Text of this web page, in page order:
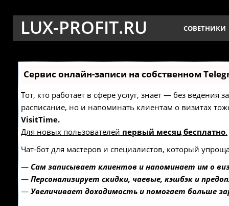
LUX-PROFIT.RU СОВЕТНИКИ
Сервис онлайн-записи на собственном
Тот, кто работает в сфере услуг, знает — без
расписание, но и напоминать клиентам о визитах
VisitTime.
Для новых пользователей первый месяц бесплатно.
Чат-бот для мастеров и специалистов, который
— Сам записывает клиентов и напоминает им о
— Персонализирует скидки, чаевые, кэшбэк и
— Увеличивает доходимость и помогает больше